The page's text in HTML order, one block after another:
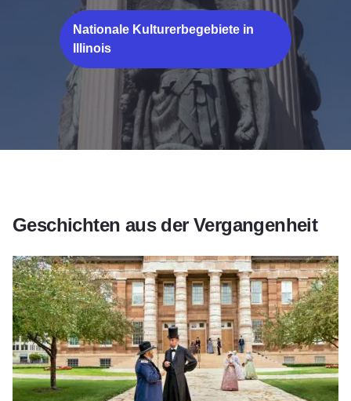
Nationale Kulturerbegebiete in
Illinois
Geschichten aus der Vergangenheit
Erfahren Sie mehr zu Das Leben von Abraham Lincoln in